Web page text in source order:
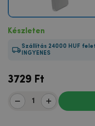
Készleten
Szállítás 24000 HUF
INGYENES
3729 Ft